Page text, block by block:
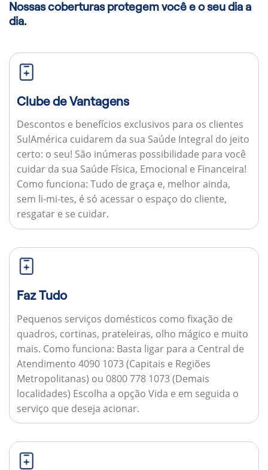
Nossas coberturas protegem você e o seu dia a
dia.
Clube de Vantagens
Descontos e benefícios exclusivos para os clientes
SulAmérica cuidarem da sua Saúde Integral do jeito
certo: o seu! São inúmeras possibilidade para você
cuidar da sua Saúde Física, Emocional e Financeira!
Como funciona: Tudo de graça e, melhor ainda,
sem li-mi-tes, é só acessar o espaço do cliente,
resgatar e se cuidar.
Faz Tudo
Pequenos serviços domésticos como fixação de
quadros, cortinas, prateleiras, olho mágico e muito
mais. Como funciona: Basta ligar para a Central de
Atendimento 4090 1073 (Capitais e Regiões
Metropolitanas) ou 0800 778 1073 (Demais
localidades) Escolha a opção Vida e em seguida o
serviço que deseja acionar.